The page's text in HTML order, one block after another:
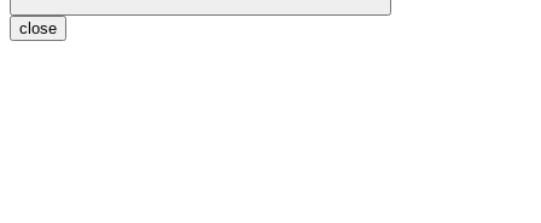
close